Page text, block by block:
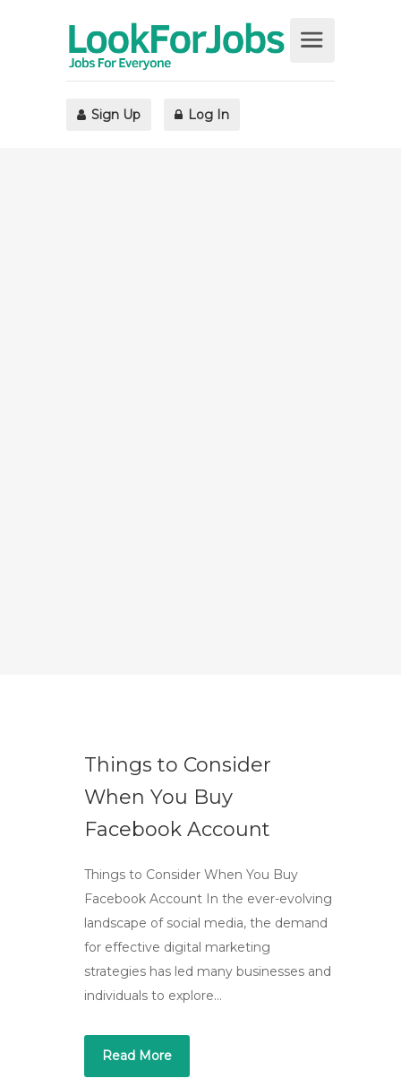
Sign Up Log In
Things to Consider
When You Buy
Facebook Account
Things to Consider When You Buy
Facebook Account In the ever-evolving
landscape of social media, the demand
for effective digital marketing
strategies has led many businesses and
individuals to explore…
Read More